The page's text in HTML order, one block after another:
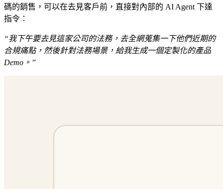
碼的銷售，可以在去見客戶前，直接對內部的 AI Agent 下達
指令：
“我下午要去見這家公司的法務，去全網蒐集一下他們近期的
合規痛點，然後針對法務場景，給我生成一個定製化的產品
Demo。”